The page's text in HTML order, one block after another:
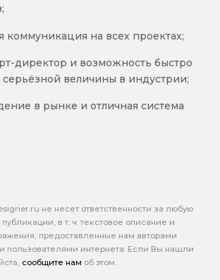
коммуникация на всех проектах;
директор и возможность быстро
серьёзной величины в индустрии;
в рынке и отличная система
не несет ответственности за любую
в т. ч. текстовое описание и
предоставленные нам авторами
пользователями интернета. Если Вы нашли
сообщите нам об этом.